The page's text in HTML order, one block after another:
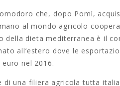
che, dopo Pomì,
al mondo agricolo
dieta mediterranea è il
all’estero dove le
nel 2016.
di una filiera agricola tutta